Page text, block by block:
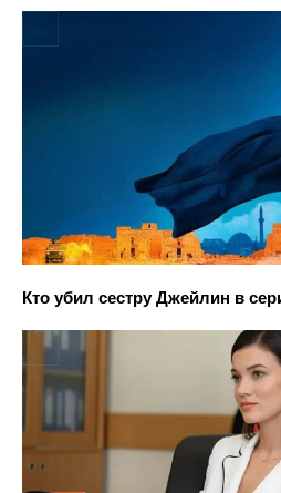
Кто убил сестру Джейлин в